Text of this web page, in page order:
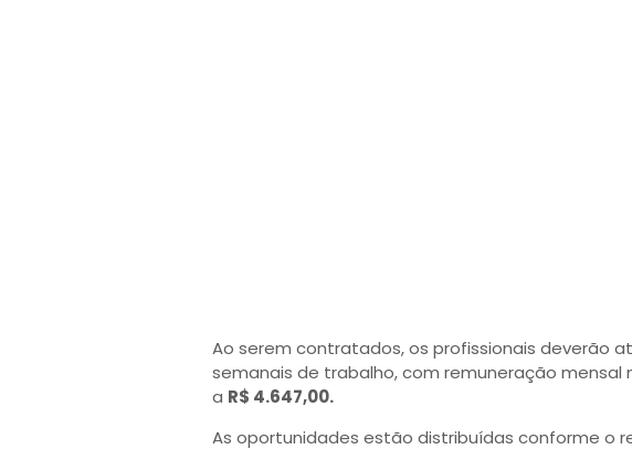
Ao serem contratados, os profissionais deverão
semanais de trabalho, com remuneração mensal
a R$ 4.647,00.
As oportunidades estão distribuídas conforme o